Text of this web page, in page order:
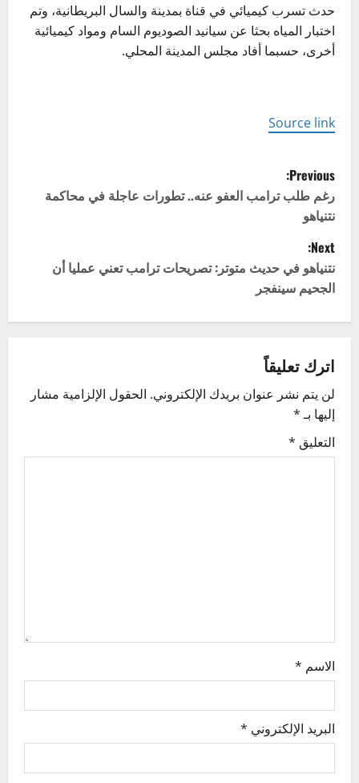
حدث تسرب كيميائي في قناة بمدينة والسال البريطانية، وتم
اختبار المياه بحثا عن سيانيد الصوديوم السام ومواد كيميائية
أخرى، حسبما أفاد مجلس المدينة المحلي.
Source link
P
o
s
t
n
v
i
g
Previous:
رغم طلب ترامب العفو عنه.. تطورات عاجلة في محاكمة
نتنياهو
Next:
نتنياهو في حديث متوتر: تصريحات ترامب تعني عمليا أن
الجحيم سينفجر
اترك تعليقاً
لن يتم نشر عنوان بريدك الإلكتروني. الحقول الإلزامية مشار
إليها بـ*
التعليق *
الاسم *
البريد الإلكتروني *